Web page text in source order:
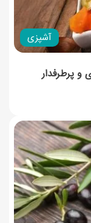
آشپزی
و پرطرفدار